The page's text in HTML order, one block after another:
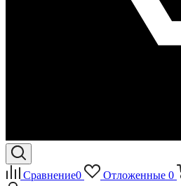
Сравнение0 Отложенные 0